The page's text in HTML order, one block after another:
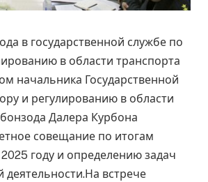
в государственной службе по
в области транспорта
начальника Государственной
и регулированию в области
Далера Курбона
совещание по итогам
году и определению задач
встрече